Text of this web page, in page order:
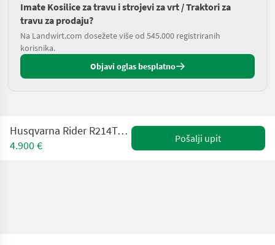
Imate Kosilice za travu i strojevi za vrt / Traktori za
travu za prodaju?
Na Landwirt.com dosežete više od 545.000 registriranih
korisnika.
Objavi oglas besplatno
Husqvarna Rider R214TS inkl. Mähdeck Combi 103cm
4.900 €
Pošalji upit